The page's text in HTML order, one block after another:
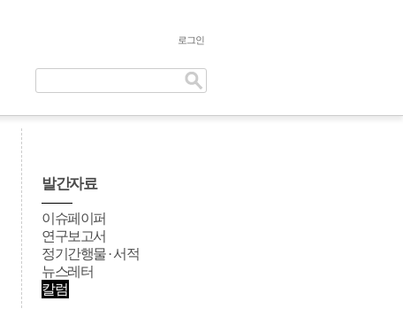
로그인
발간자료
이슈페이퍼
연구보고서
정기간행물 · 서적
뉴스레터
칼럼